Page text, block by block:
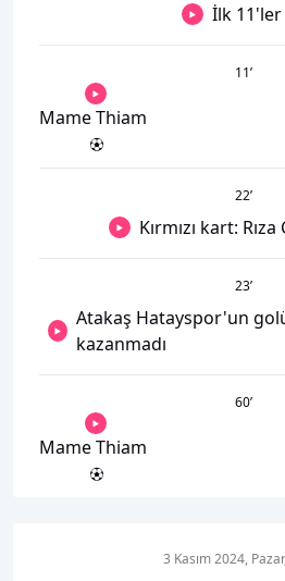
İlk 11'ler
11’
Mame Thiam
22’
Kırmızı kart:
23’
Atakaş Hatayspor'un
kazanmadı
60’
Mame Thiam
3 Kasım 2024,